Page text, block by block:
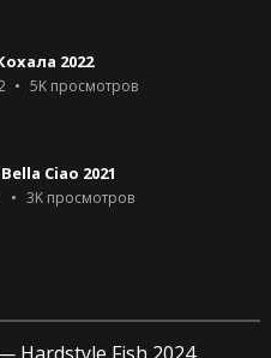
2022
5Kпросмотров
Ciao 2021
3Kпросмотров